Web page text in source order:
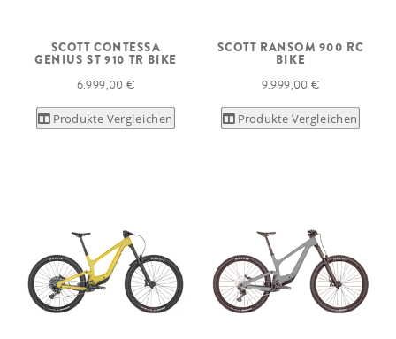
SCOTT CONTESSA
GENIUS ST 910 TR BIKE
6.999,00 €
Produkte Vergleichen
SCOTT RANSOM 900 RC
BIKE
9.999,00 €
Produkte Vergleichen